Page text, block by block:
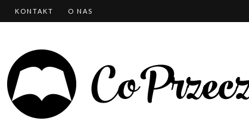
KONTAKT O NAS